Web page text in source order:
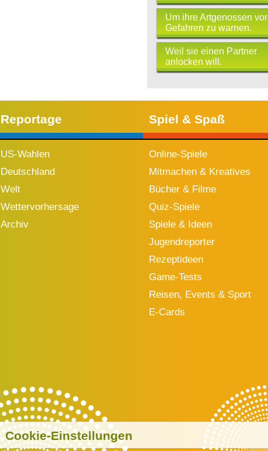
Um ihre Artgenossen vor
Gefahren zu warnen.
Weil sie einen Partner
anlocken will.
Reportage
US-Wahlen
Deutschland
Welt
Wettervorhersage
Archiv
Spiel & Spaß
Online-Spiele
Mitmachen & Kreatives
Bücher & Filme
Quiz-Spiele
Spiele & Ideen
Jugendreporter
Rezeptideen
Game-Tests
Reisen, Events & Sport
E-Cards
Cookie-Einstellungen